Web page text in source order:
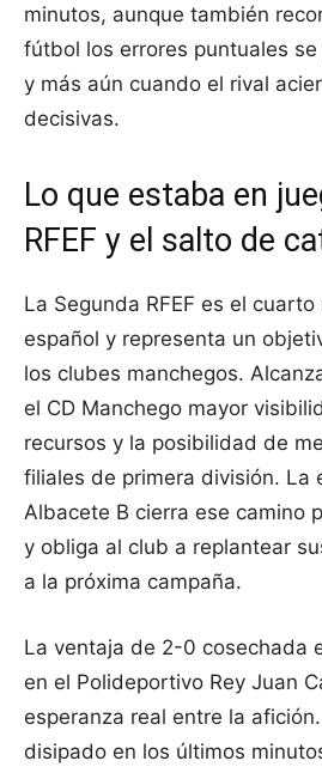
minutos, aunque también
fútbol los errores puntuales
y más aún cuando el rival
decisivas.
Lo que estaba en
RFEF y el salto de
La Segunda RFEF es el
español y representa un
los clubes manchegos.
el CD Manchego mayor
recursos y la posibilidad de
filiales de primera división. La
Albacete B cierra ese camino
y obliga al club a replantear
a la próxima campaña.
La ventaja de 2-0 cosechada
en el Polideportivo Rey Juan
esperanza real entre la
disipado en los últimos